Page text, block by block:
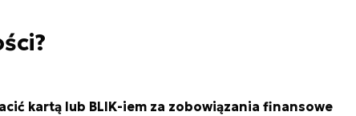
kartą lub BLIK-iem za zobowiązania finansowe